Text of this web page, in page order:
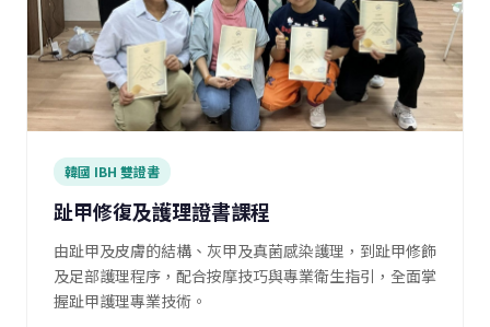
韓國 IBH 雙證書
趾甲修復及護理證書課程
由趾甲及皮膚的結構、灰甲及真菌感染護理，到趾甲修飾
及足部護理程序，配合按摩技巧與專業衛生指引，全面掌
握趾甲護理專業技術。